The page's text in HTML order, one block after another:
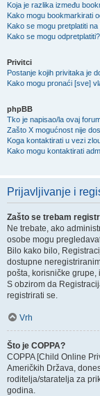
Koja je razlika između
Kako mogu bookmarkirati
Kako se mogu pretplatiti na
Kako se mogu odpretplatiti?
Privitci
Postanje kojih privitaka je
Kako mogu pronaći [sve]
phpBB
Tko je napisao/la ovaj
Zašto X mogućnost nije
Koga kontaktirati u vezi
Kako mogu kontaktirati
Prijavljivanje i
Zašto se trebam
Ne trebate, ako
osobe mogu
Bilo kako bilo,
dostupne
pošta, korisničke grupe,
S obzirom da
registrirati se.
Vrh
Što je COPPA?
COPPA [Child Online
Američkih Država,
roditelja/staratelja za
godina.